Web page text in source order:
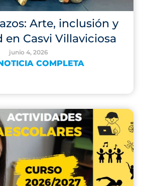
Arte, inclusión y
en Casvi Villaviciosa
junio 4, 2026
COMPLETA